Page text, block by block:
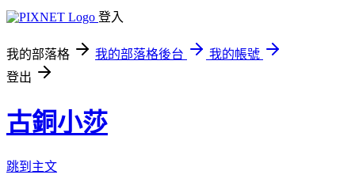
登入
我的部落格 我的部落格後台
我的帳號
登出
古銅小莎
跳到主文